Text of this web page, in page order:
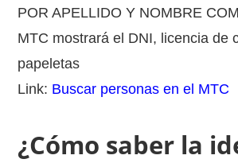
POR APELLIDO Y NOMBRE
MTC mostrará el DNI, licencia de
papeletas
Link: Buscar personas en el MTC
¿Cómo saber la